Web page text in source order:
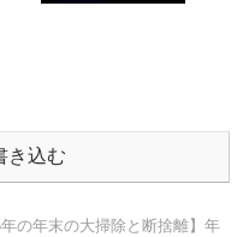
き込む
年の年末の大掃除と断捨離】年